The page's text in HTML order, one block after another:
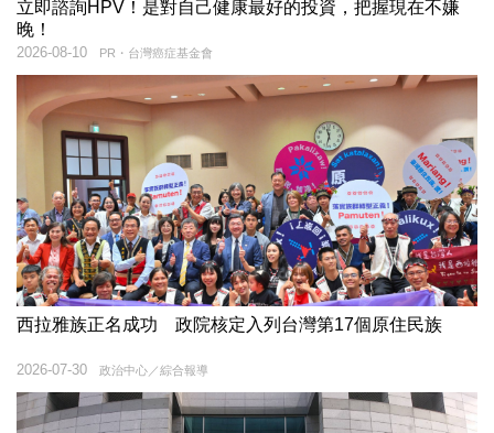
立即諮詢HPV！是對自己健康最好的投資，把握現在不嫌
晚！
PR・台灣癌症基金會
2026-08-10
西拉雅族正名成功 政院核定入列台灣第17個原住民族
政治中心／綜合報導
2026-07-30